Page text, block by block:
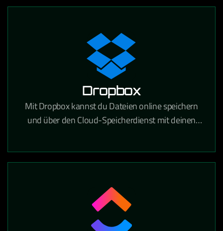
verschiedene Projekte oder Ideen entwickeln,
Dropbox
Mit Dropbox kannst du Dateien online speichern
und über den Cloud-Speicherdienst mit deinen
und die Sicherheit von Dropbox.